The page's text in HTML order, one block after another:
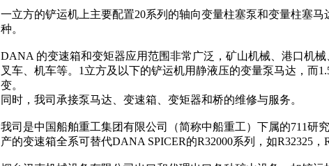
一立方的铲运机上主要配置20系列的轴向变量柱塞泵和变量柱塞
种。
DANA 的变速箱和变矩器应用范围非常广泛，矿山机械、港口机
叉车、机车等。1立方及以下的铲运机用静液压的变量泵马达，而
变。
同时，我司承接泵马达、变速箱、变矩器和桥的维修与服务。
我司是中国船舶重工集团有限公司（简称中船重工）下属的711研
产的变速箱全系可替代DANA SPICER的R32000系列，如R32325，